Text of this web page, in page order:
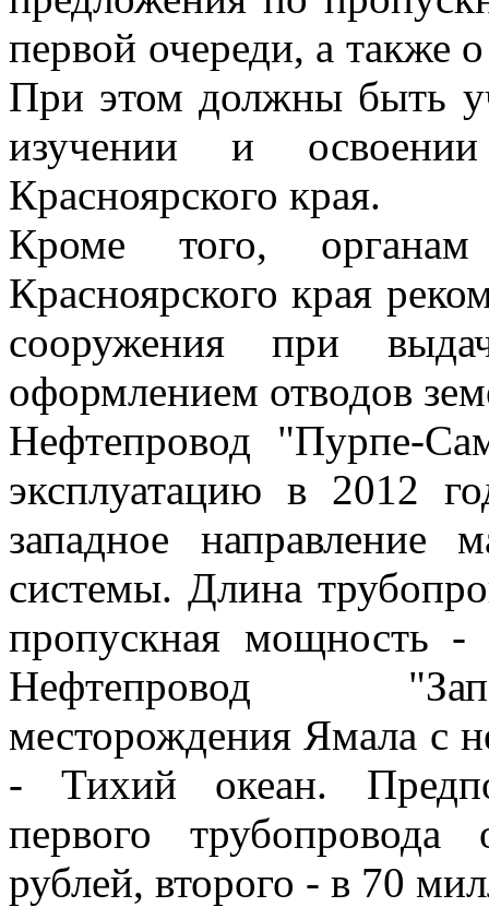
первой очереди, а также
При этом должны быть
изучении и
Красноярского края.
Кроме того,
Красноярского края
сооружения при
оформлением отводов
Нефтепровод "Пурпе-
эксплуатацию в 2012
западное направление
системы. Длина
пропускная мощность
Нефтепровод
месторождения Ямала с
- Тихий океан.
первого
рублей, второго - в 70